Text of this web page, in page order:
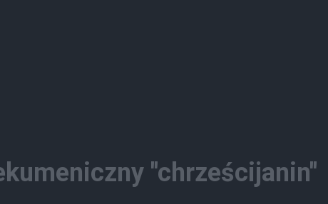
''chrześcijanin''